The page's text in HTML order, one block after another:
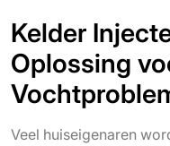
Kelder
Oplossing
Veel huiseigenaren